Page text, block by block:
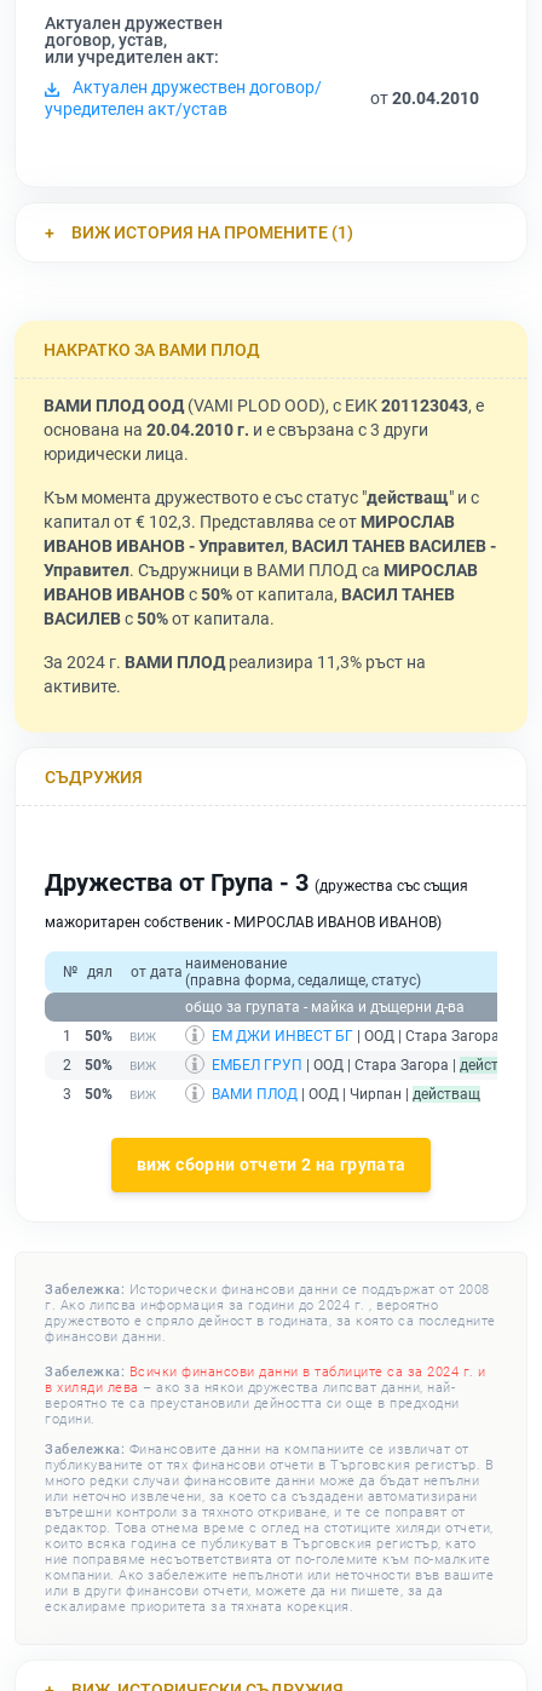
Актуален дружествен
договор, устав,
или учредителен акт:
Актуален дружествен договор/
учредителен акт/устав
от20.04.2010
ВИЖ ИСТОРИЯ НА ПРОМЕНИТЕ (1)
НАКРАТКО ЗА ВАМИ ПЛОД
ВАМИ ПЛОД ООД(VAMI PLOD OOD), с ЕИК201123043, е
основана на 20.04.2010 г. и е свързана с 3 други
юридически лица.
Към момента дружеството е със статус "действащ" и с
капитал от € 102,3. Представлява се от МИРОСЛАВ
ИВАНОВ ИВАНОВ - Управител, ВАСИЛ ТАНЕВ ВАСИЛЕВ -
Управител. Съдружници в ВАМИ ПЛОД са МИРОСЛАВ
ИВАНОВ ИВАНОВс50%от капитала, ВАСИЛ ТАНЕВ
ВАСИЛЕВс50%от капитала.
За 2024 г. ВАМИ ПЛОДреализира 11,3% ръст на
активите.
СЪДРУЖИЯ
Дружества от Група - 3 (дружества със същия
мажоритарен собственик - МИРОСЛАВ ИВАНОВ ИВАНОВ)
№ дял от дата наименование
(правна форма, седалище, статус)
общо за групата - майка и дъщерни д-ва
1
50% ЕМ ДЖИ ИНВЕСТ БГ | ООД | Стара Загора |
2
50% ЕМБЕЛ ГРУП | ООД | Стара Загора | действащ
3
50% ВАМИ ПЛОД | ООД | Чирпан | действащ
виж сборни отчети 2 на групата
Забележка: Исторически финансови данни се поддържат от 2008
г. Ако липсва информация за години до 2024 г. , вероятно
дружеството е спряло дейност в годината, за която са последните
финансови данни.
Забележка: Всички финансови данни в таблиците са за 2024 г. и
в хиляди лева – ако за някои дружества липсват данни, най-
вероятно те са преустановили дейността си още в предходни
години.
Забележка: Финансовите данни на компаниите се извличат от
публикуваните от тях финансови отчети в Търговския регистър. В
много редки случаи финансовите данни може да бъдат непълни
или неточно извлечени, за което са създадени автоматизирани
вътрешни контроли за тяхното откриване, и те се поправят от
редактор. Това отнема време с оглед на стотиците хиляди отчети,
които всяка година се публикуват в Търговския регистър, като
ние поправяме несъответствията от по-големите към по-малките
компании. Ако забележите непълноти или неточности във вашите
или в други финансови отчети, можете да ни пишете, за да
ескалираме приоритета за тяхната корекция.